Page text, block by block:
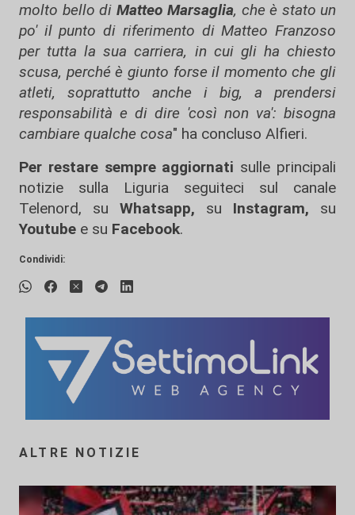
molto bello di Matteo Marsaglia, che è stato un
po' il punto di riferimento di Matteo Franzoso
per tutta la sua carriera, in cui gli ha chiesto
scusa, perché è giunto forse il momento che gli
atleti, soprattutto anche i big, a prendersi
responsabilità e di dire 'così non va': bisogna
cambiare qualche cosa" ha concluso Alfieri.
Per restare sempre aggiornati sulle principali
notizie sulla Liguria seguiteci sul canale
Telenord, su
Whatsapp, su Instagram, su
Youtube e su Facebook.
Condividi:
ALTRE NOTIZIE